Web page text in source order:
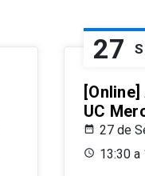
27
UC
27 de
13:30 a